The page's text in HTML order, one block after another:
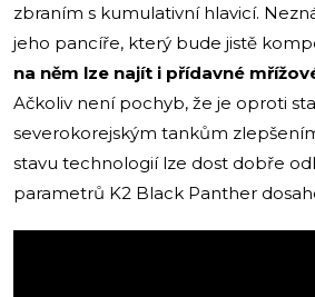
zbraním s kumulativní hlavicí.
jeho pancíře, který bude jistě
na něm lze najít i přídavné
Ačkoliv není pochyb, že je oproti
severokorejským tankům
stavu technologií lze dost dobře
parametrů K2 Black Panther